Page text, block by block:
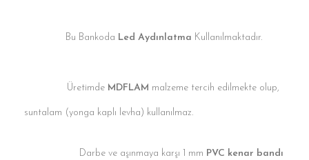
Bu Bankoda Led Aydınlatma Kullanılmaktadır.
Üretimde MDFLAM malzeme tercih edilmekte olup,
suntalam (yonga kaplı levha) kullanılmaz.
Darbe ve aşınmaya karşı 1 mm PVC kenar bandı